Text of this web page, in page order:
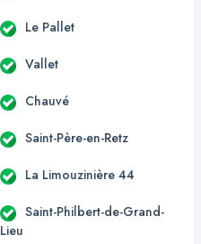
Le Pallet
Vallet
Chauvé
Saint-Père-en-Retz
La Limouzinière 44
Saint-Philbert-de-Grand-
Lieu